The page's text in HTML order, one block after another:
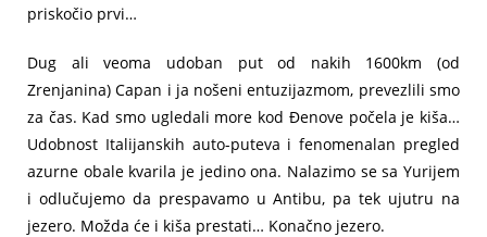
priskočio prvi…
Dug ali veoma udoban put od nakih 1600km (od
Zrenjanina) Capan i ja nošeni entuzijazmom, prevezlili smo
za čas. Kad smo ugledali more kod Đenove počela je kiša…
Udobnost Italijanskih auto-puteva i fenomenalan pregled
azurne obale kvarila je jedino ona. Nalazimo se sa Yurijem
i odlučujemo da prespavamo u Antibu, pa tek ujutru na
jezero. Možda će i kiša prestati… Konačno jezero.